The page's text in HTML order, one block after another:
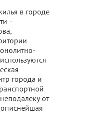
в городе
–
города и
от